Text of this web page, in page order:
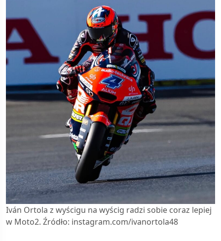
Iván Ortola z wyścigu na wyścig radzi sobie coraz lepiej
w Moto2. Źródło: instagram.com/ivanortola48